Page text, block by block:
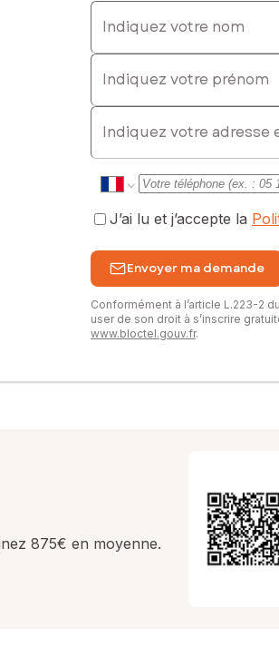
: maryline.thomasset@safti.fr - EI -
Indiquez votre nom
Indiquez votre prénom
E-mail
J’ai lu et j’accepte la
Envoyer ma demande
Conformément à l’article L.223-2
user de son droit à s’inscrire
www.bloctel.gouv.fr.
875€ en moyenne.